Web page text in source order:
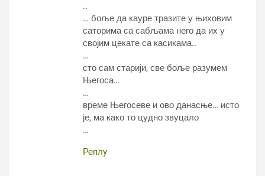
..
… боље да кауре тразите у њиховим
саторима са сабљама него да их у
својим цекате са касикама..
…
сто сам старији, све боље разумем
Његоса…
…
време Његосеве и ово данасње… исто
је, ма како то цудно звуцало
…
Реплy